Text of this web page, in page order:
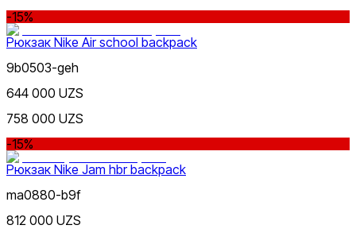
-15%
Рюкзак Nike Air school backpack
9b0503-geh
644 000 UZS
758 000 UZS
-15%
Рюкзак Nike Jam hbr backpack
ma0880-b9f
812 000 UZS